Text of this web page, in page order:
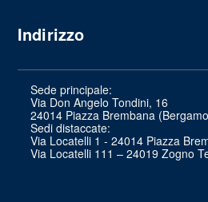
Indirizzo
Sede principale:
Via Don Angelo Tondini, 16
24014 Piazza Brembana
Sedi distaccate:
Via Locatelli 1 - 24014 Piazza
Via Locatelli 111 – 24019 Zogno